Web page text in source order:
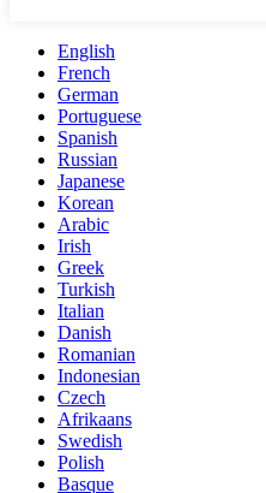
English
French
German
Portuguese
Spanish
Russian
Japanese
Korean
Arabic
Irish
Greek
Turkish
Italian
Danish
Romanian
Indonesian
Czech
Afrikaans
Swedish
Polish
Basque